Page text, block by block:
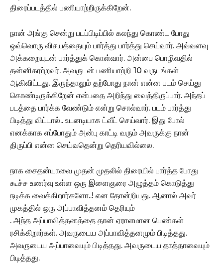
திரைப்படத்தில் பணியாற்றிருக்கிறேன்.
நான் அங்கு சென்று படப்பிடிப்பில் கலந்து கொண்ட போது
ஒவ்வொரு விசயத்தையும் பார்த்து பார்த்து செய்வார். அவ்வளவு
அக்கறையுடன் பார்த்துக் கொள்வார். அன்பை பொழிவதில்
தன்னிகரற்றவர். அவருடன் பணியாற்றி 10 வருடங்கள்
ஆகிவிட்டது. இருந்தாலும் தற்போது நான் என்ன படம் செய்து
கொண்டிருக்கிறேன் என்பதை அறிந்து வைத்திருப்பார். அந்தப்
படத்தை பார்க்க வேண்டும் என்று சொல்வார். படம் பார்த்து
பிடித்து விட்டால்.. உடனடியாக ட்வீட் செய்வார். இது போல்
எனக்காக எப்போதும் அன்பு காட்டி வரும் அவருக்கு நான்
திருப்பி என்ன செய்வதென்று தெரியவில்லை.
நாக சைதன்யாவை முதன் முதலில் திரையில் பார்த்த போது
கூச்ச உணர்வு உள்ள ஒரு இளைஞரை அழுத்தம் கொடுத்து
நடிக்க வைக்கிறார்களோ..! என தோன்றியது. ஆனால் அவர்
முகத்தில் ஒரு அப்பாவித்தனம் தெரியும்
. அந்த அப்பாவித்தனத்தை தான் ஏராளமான பெண்கள்
ரசிக்கிறார்கள். அவருடைய அப்பாவித்தனமும் பிடித்தது.
அவருடைய அப்பாவையும் பிடித்தது. அவருடைய தாத்தாவையும்
பிடித்தது.